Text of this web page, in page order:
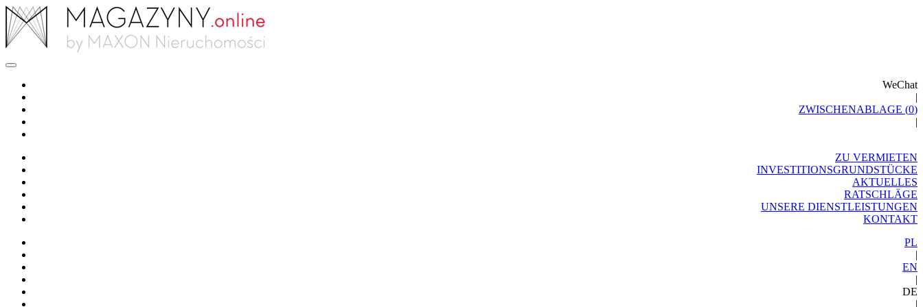
WeChat
|
ZWISCHENABLAGE (0)
|
ZU VERMIETEN
INVESTITIONSGRUNDSTÜCKE
AKTUELLES
RATSCHLÄGE
UNSERE DIENSTLEISTUNGEN
KONTAKT
PL
|
EN
|
DE
|